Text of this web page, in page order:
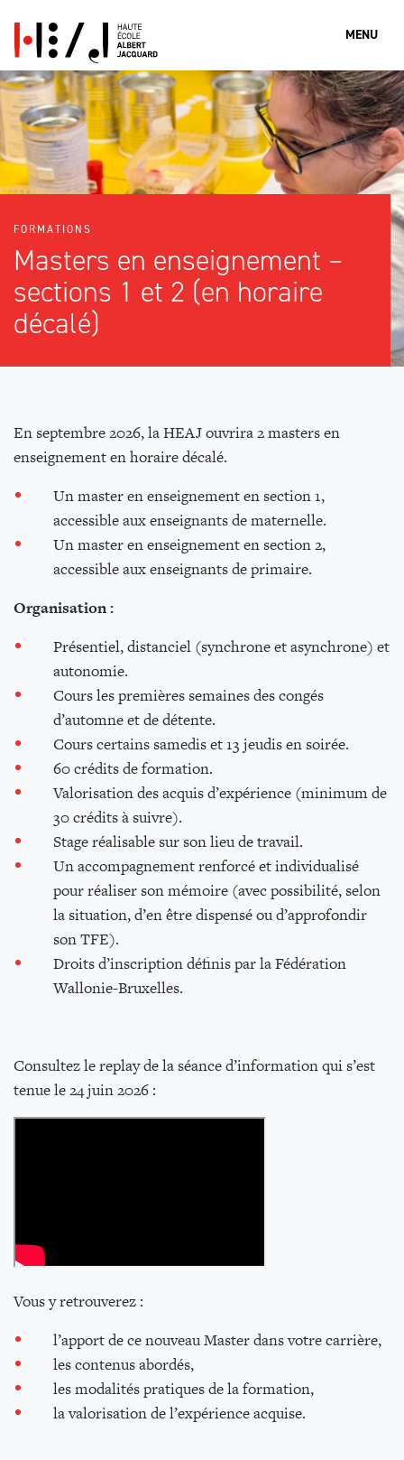
MENU
Que cherches-tu?
Rechercher
FORMATIONS
Masters en enseignement –
sections 1 et 2 (en horaire
décalé)
En septembre 2026, la HEAJ ouvrira 2 masters en
enseignement en horaire décalé.
Un master en enseignement en section 1,
accessible aux enseignants de maternelle.
Un master en enseignement en section 2,
accessible aux enseignants de primaire.
Organisation :
Présentiel, distanciel (synchrone et asynchrone) et
autonomie.
Cours les premières semaines des congés
d’automne et de détente.
Cours certains samedis et 13 jeudis en soirée.
60 crédits de formation.
Valorisation des acquis d’expérience (minimum de
30 crédits à suivre).
Stage réalisable sur son lieu de travail.
Un accompagnement renforcé et individualisé
pour réaliser son mémoire (avec possibilité, selon
la situation, d’en être dispensé ou d’approfondir
son TFE).
Droits d’inscription définis par la Fédération
Wallonie-Bruxelles.
Consultez le replay de la séance d’information qui s’est
tenue le 24 juin 2026 :
Vous y retrouverez :
l’apport de ce nouveau Master dans votre carrière,
les contenus abordés,
les modalités pratiques de la formation,
la valorisation de l’expérience acquise.